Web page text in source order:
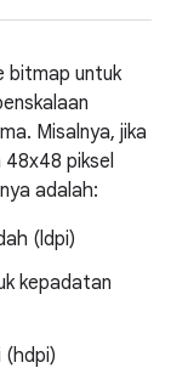
bitmap untuk
Misalnya, jika
piksel
adalah:
(ldpi)
kepadatan
(hdpi)